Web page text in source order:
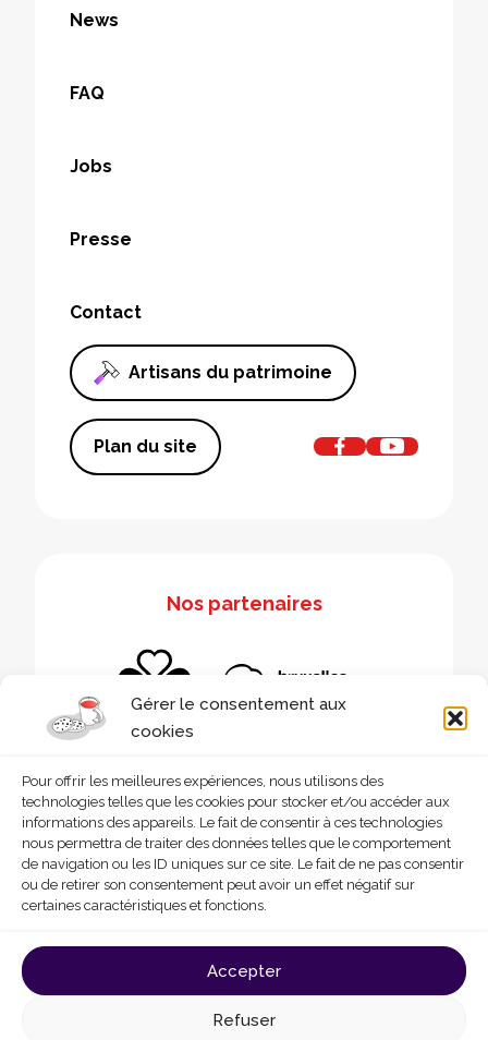
Gérer le consentement aux
cookies
Pour offrir les meilleures expériences, nous utilisons des
technologies telles que les cookies pour stocker et/ou accéder aux
informations des appareils. Le fait de consentir à ces technologies
nous permettra de traiter des données telles que le comportement
de navigation ou les ID uniques sur ce site. Le fait de ne pas consentir
ou de retirer son consentement peut avoir un effet négatif sur
certaines caractéristiques et fonctions.
Accepter
Refuser
News
FAQ
Jobs
Presse
Contact
Artisans du patrimoine
Plan du site
Nos partenaires
love
Politique de confidentialité